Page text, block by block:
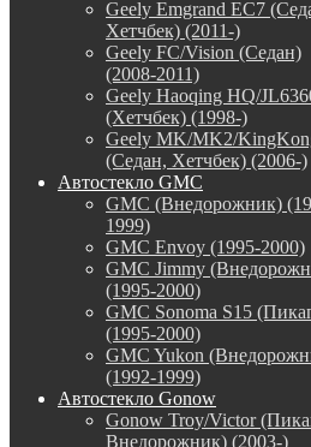
Geely Emgrand EC7
Хетчбек) (2011-)
Geely FC/Vision (Седан)
(2008-2011)
Geely Haoqing HQ/
(Хетчбек) (1998-)
Geely MK/MK2/
(Седан, Хетчбек) (2006-)
Автостекло GMC
GMC (Внедорожник)
1999)
GMC Envoy (1995-2000)
GMC Jimmy
(1995-2000)
GMC Sonoma S15
(1995-2000)
GMC Yukon
(1992-1999)
Автостекло Gonow
Gonow Troy/Victor
Внедорожник) (2003-)